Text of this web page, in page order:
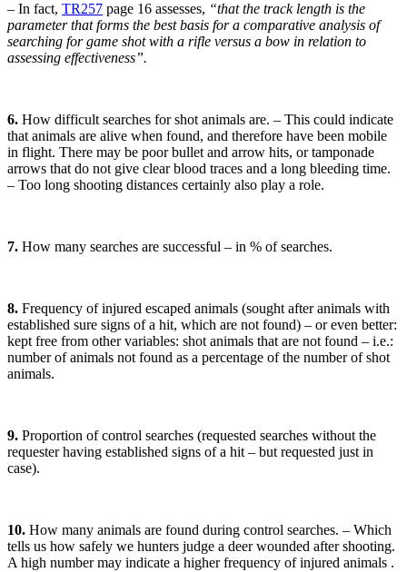
– In fact, TR257 page 16 assesses, “that the track length is the
parameter that forms the best basis for a comparative analysis of
searching for game shot with a rifle versus a bow in relation to
assessing effectiveness”.
6. How difficult searches for shot animals are. – This could indicate
that animals are alive when found, and therefore have been mobile
in flight. There may be poor bullet and arrow hits, or tamponade
arrows that do not give clear blood traces and a long bleeding time.
– Too long shooting distances certainly also play a role.
7. How many searches are successful – in % of searches.
8. Frequency of injured escaped animals (sought after animals with
established sure signs of a hit, which are not found) – or even better:
kept free from other variables: shot animals that are not found – i.e.:
number of animals not found as a percentage of the number of shot
animals.
9. Proportion of control searches (requested searches without the
requester having established signs of a hit – but requested just in
case).
10. How many animals are found during control searches. – Which
tells us how safely we hunters judge a deer wounded after shooting.
A high number may indicate a higher frequency of injured animals .